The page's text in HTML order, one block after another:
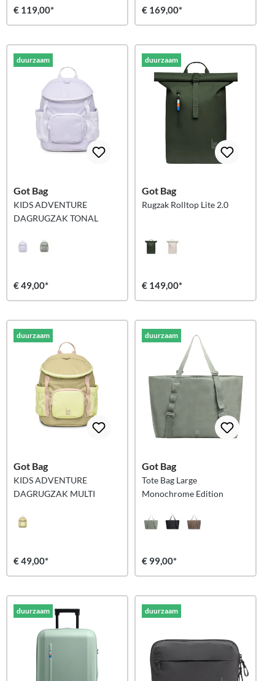
€ 119,00* € 169,00*
duurzaam
Got Bag
KIDS ADVENTURE
DAGRUGZAK TONAL
€ 49,00*
duurzaam
Got Bag
Rugzak Rolltop Lite 2.0
€ 149,00*
duurzaam
Got Bag
KIDS ADVENTURE
DAGRUGZAK MULTI
€ 49,00*
duurzaam
Got Bag
Tote Bag Large
Monochrome Edition
€ 99,00*
duurzaam duurzaam